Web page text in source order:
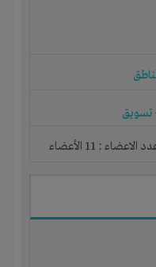
تسويق
الاعضاء : 11 الأعضاء